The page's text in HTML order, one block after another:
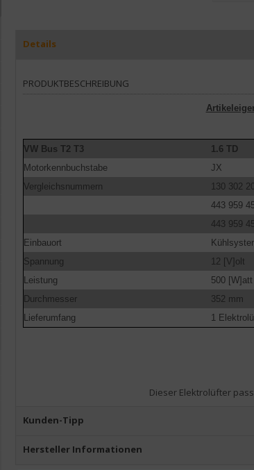
Details
PRODUKTBESCHREIBUNG
VW Bus T2 T3 1.6 TD
Motorkennbuchstabe
JX
Vergleichsnummern
130 302
443 959
443 959
Einbauort
Spannung
12 [V]olt
Leistung
500 [W]att
Durchmesser
352 mm
Lieferumfang
1
Dieser Elektrolüfter
Kunden-Tipp
Hersteller Informationen